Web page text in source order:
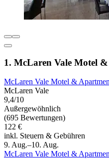
1. McLaren Vale Motel
McLaren Vale Motel &
McLaren Vale
9,4/10
Außergewöhnlich
(695 Bewertungen)
122 €
inkl. Steuern & Gebühren
9. Aug.–10. Aug.
McLaren Vale Motel &